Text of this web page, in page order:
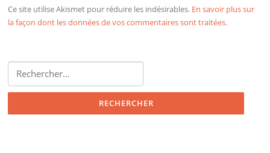
Ce site utilise Akismet pour réduire les indésirables. En savoir plus sur
la façon dont les données de vos commentaires sont traitées.